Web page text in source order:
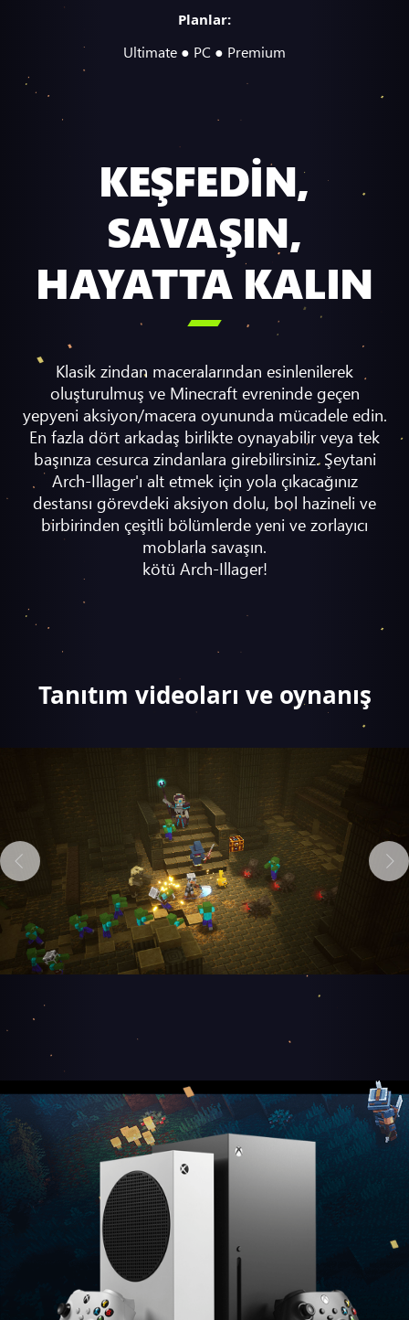
Planlar:
Ultimate ● PC ● Premium
KEŞFEDİN,
SAVAŞIN,
HAYATTA KALIN

Klasik zindan maceralarından esinlenilerek
oluşturulmuş ve Minecraft evreninde geçen
yepyeni aksiyon/macera oyununda mücadele edin.
En fazla dört arkadaş birlikte oynayabilir veya tek
başınıza cesurca zindanlara girebilirsiniz. Şeytani
Arch-Illager'ı alt etmek için yola çıkacağınız
destansı görevdeki aksiyon dolu, bol hazineli ve
birbirinden çeşitli bölümlerde yeni ve zorlayıcı
moblarla savaşın.
kötü Arch-Illager!
Tanıtım videoları ve oynanış